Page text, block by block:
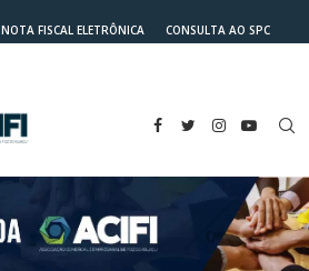
NOTA FISCAL ELETRÔNICA
CONSULTA AO SPC